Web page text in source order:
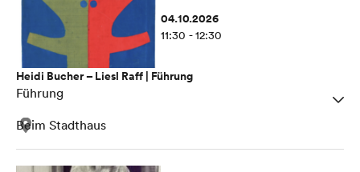
04.10.2026
11:30 - 12:30
Heidi Bucher – Liesl Raff | Führung
Führung
Beim Stadthaus